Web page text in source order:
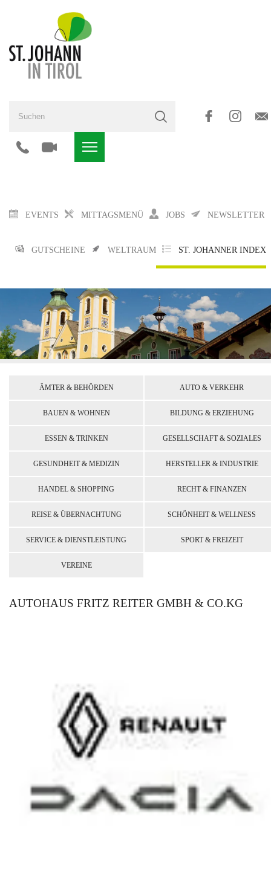
EVENTS MITTAGSMENÜ JOBS NEWSLETTER
GUTSCHEINE WELTRAUM ST. JOHANNER INDEX
ÄMTER & BEHÖRDEN AUTO & VERKEHR
BAUEN & WOHNEN BILDUNG & ERZIEHUNG
ESSEN & TRINKEN GESELLSCHAFT & SOZIALES
GESUNDHEIT & MEDIZIN HERSTELLER & INDUSTRIE
HANDEL & SHOPPING RECHT & FINANZEN
REISE & ÜBERNACHTUNG SCHÖNHEIT & WELLNESS
SERVICE & DIENSTLEISTUNG SPORT & FREIZEIT
VEREINE
AUTOHAUS FRITZ REITER GMBH & CO.KG